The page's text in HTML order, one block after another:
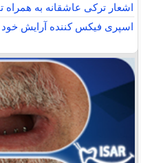
اشعار ترکی عاشقانه به
اسپری فیکس کننده آرایش خود